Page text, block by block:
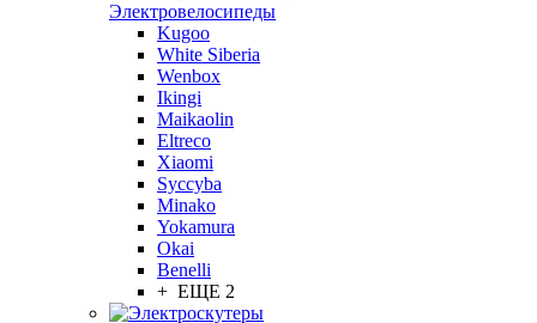
Электровелосипеды
Kugoo
White Siberia
Wenbox
Ikingi
Maikaolin
Eltreco
Xiaomi
Syccyba
Minako
Yokamura
Okai
Benelli
+ ЕЩЕ 2